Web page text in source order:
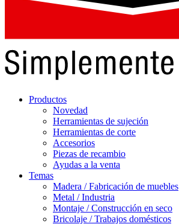
Productos
Novedad
Herramientas de sujeción
Herramientas de corte
Accesorios
Piezas de recambio
Ayudas a la venta
Temas
Madera / Fabricación de muebles
Metal / Industria
Montaje / Construcción en seco
Bricolaje / Trabajos domésticos